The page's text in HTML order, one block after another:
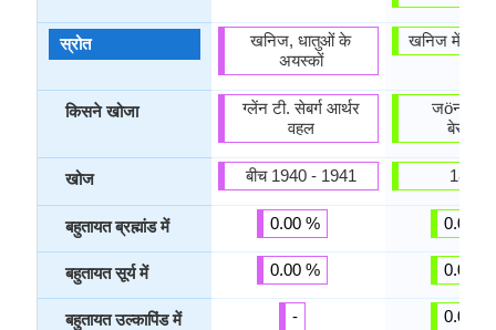
स्रोत
किसने खोजा
खोज
बहुतायत ब्रह्मांड में
बहुतायत सूर्य में
बहुतायत उल्कापिंड में
खनिज, धातुओं के
अयस्कों
ग्लेंन टी. सेबर्ग आर्थर
वहल
बीच 1940 - 1941
0.00 %
0.00 %
-
खनिज में
जöनस
1829
0.00 %
0.00 %
0.05 %